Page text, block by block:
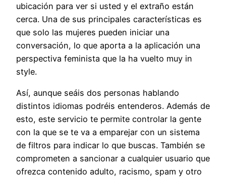
ubicación para ver si usted y el extraño están
cerca. Una de sus principales características es
que solo las mujeres pueden iniciar una
conversación, lo que aporta a la aplicación una
perspectiva feminista que la ha vuelto muy in
style.
Así, aunque seáis dos personas hablando
distintos idiomas podréis entenderos. Además de
esto, este servicio te permite controlar la gente
con la que se te va a emparejar con un sistema
de filtros para indicar lo que buscas. También se
comprometen a sancionar a cualquier usuario que
ofrezca contenido adulto, racismo, spam y otro